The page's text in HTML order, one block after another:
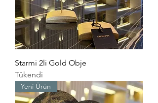
Starmi 2li Gold Obje
Tükendi
Yeni Ürün